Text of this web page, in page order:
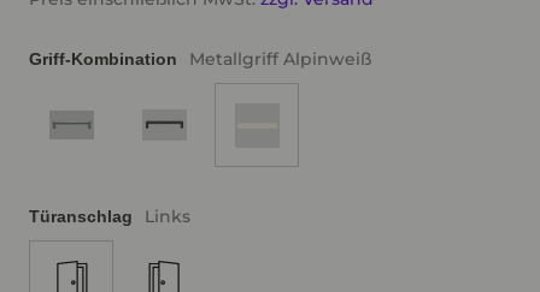
Griff-Kombination Metallgriff Alpinweiß
Türanschlag Links